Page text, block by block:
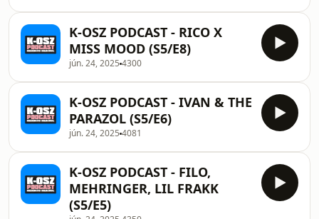
K-OSZ PODCAST - RICO X
MISS MOOD (S5/E8)
jún. 24, 2025 4300
K-OSZ PODCAST - IVAN & THE
PARAZOL (S5/E6)
jún. 24, 2025 4081
K-OSZ PODCAST - FILO,
MEHRINGER, LIL FRAKK
(S5/E5)